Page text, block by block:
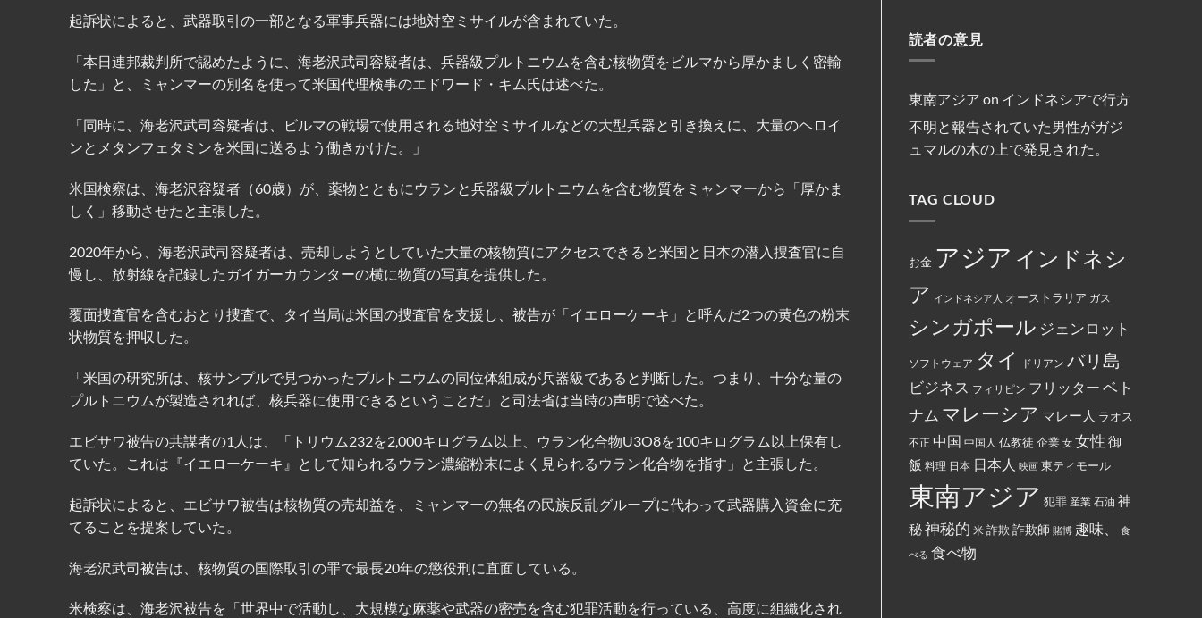
起訴状によると、武器取引の一部となる軍事兵器には地対空ミサイルが含まれていた。
「本日連邦裁判所で認めたように、海老沢武司容疑者は、兵器級プルトニウムを含む核物質をビルマから厚かましく密輸
した」と、ミャンマーの別名を使って米国代理検事のエドワード・キム氏は述べた。
「同時に、海老沢武司容疑者は、ビルマの戦場で使用される地対空ミサイルなどの大型兵器と引き換えに、大量のヘロイ
ンとメタンフェタミンを米国に送るよう働きかけた。」
米国検察は、海老沢容疑者（60歳）が、薬物とともにウランと兵器級プルトニウムを含む物質をミャンマーから「厚かま
しく」移動させたと主張した。
2020年から、海老沢武司容疑者は、売却しようとしていた大量の核物質にアクセスできると米国と日本の潜入捜査官に自
慢し、放射線を記録したガイガーカウンターの横に物質の写真を提供した。
覆面捜査官を含むおとり捜査で、タイ当局は米国の捜査官を支援し、被告が「イエローケーキ」と呼んだ2つの黄色の粉末
状物質を押収した。
「米国の研究所は、核サンプルで見つかったプルトニウムの同位体組成が兵器級であると判断した。つまり、十分な量の
プルトニウムが製造されれば、核兵器に使用できるということだ」と司法省は当時の声明で述べた。
エビサワ被告の共謀者の1人は、「トリウム232を2,000キログラム以上、ウラン化合物U3O8を100キログラム以上保有し
ていた。これは『イエローケーキ』として知られるウラン濃縮粉末によく見られるウラン化合物を指す」と主張した。
起訴状によると、エビサワ被告は核物質の売却益を、ミャンマーの無名の民族反乱グループに代わって武器購入資金に充
てることを提案していた。
海老沢武司被告は、核物質の国際取引の罪で最長20年の懲役刑に直面している。
米検察は、海老沢被告を「世界中で活動し、大規模な麻薬や武器の密売を含む犯罪活動を行っている、高度に組織化され
減
便
り
ま
約
を
違
法
を
っ
た
と
国
政
制
裁
と
て
指
さ
れ
い
リ
ス
の
女
は
レ
政
て
永
カ
ド
に
ス
ム
教
と
記
す
よ
強
制
れ
て
い
る。
マ
レ
の
フ
ミ
ー
の
怒
り、
員
丼
に
っ
お
で
ん
を
部
ち
け
た。
読者の意見
東南アジア on インドネシアで行方
不明と報告されていた男性がガジ
ュマルの木の上で発見された。
TAG CLOUD
お金 アジア インドネシ
ア インドネシア人 オーストラリア ガス
シンガポール ジェンロット
ソフトウェア タイ ドリアン バリ島
ビジネス フィリピン フリッター ベト
ナム マレーシア マレー人 ラオス
不正 中国 中国人 仏教徒 企業 女 女性 御
飯 料理 日本 日本人 映画 東ティモール
東南アジア 犯罪 産業 石油 神
秘神秘的 米 詐欺 詐欺師 賭博 趣味、 食
べる 食べ物